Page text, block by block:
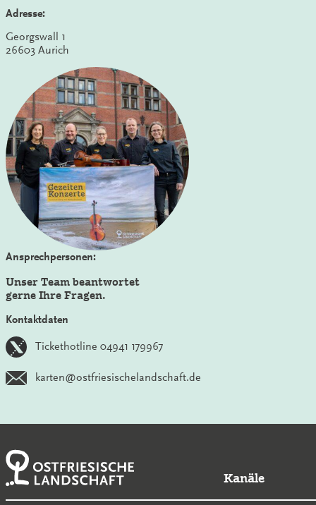
Adresse:
Georgswall 1
26603 Aurich
Ansprechpersonen:
Unser Team beantwortet
gerne Ihre Fragen.
Kontaktdaten
Tickethotline 04941 179967
karten@ostfriesischelandschaft.de
Kanäle